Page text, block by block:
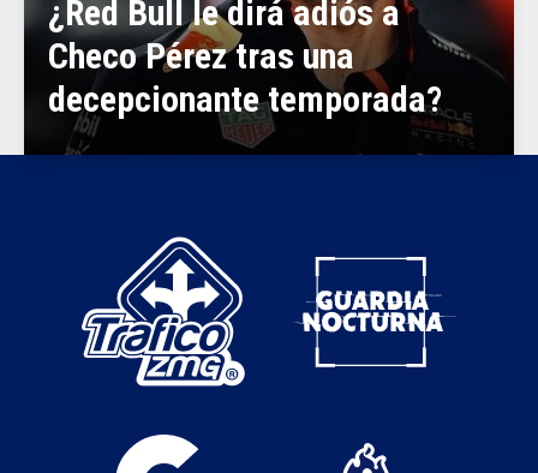
¿Red Bull le dirá adiós a
Checo Pérez tras una
decepcionante temporada?